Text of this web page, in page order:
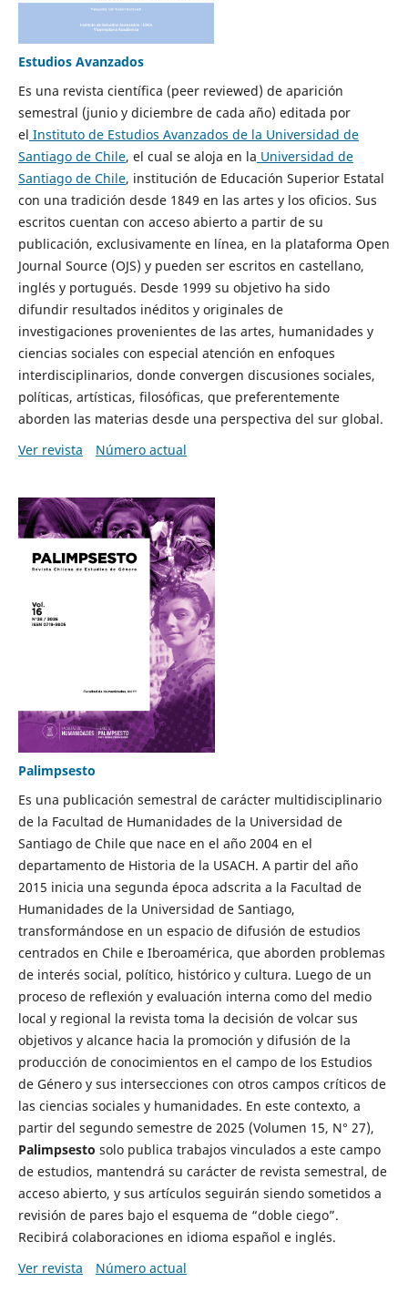
Estudios Avanzados
Es una revista científica (peer reviewed) de aparición
semestral (junio y diciembre de cada año) editada por
el Instituto de Estudios Avanzados de la Universidad de
Santiago de Chile, el cual se aloja en la Universidad de
Santiago de Chile, institución de Educación Superior Estatal
con una tradición desde 1849 en las artes y los oficios. Sus
escritos cuentan con acceso abierto a partir de su
publicación, exclusivamente en línea, en la plataforma Open
Journal Source (OJS) y pueden ser escritos en castellano,
inglés y portugués. Desde 1999 su objetivo ha sido
difundir resultados inéditos y originales de
investigaciones provenientes de las artes, humanidades y
ciencias sociales con especial atención en enfoques
interdisciplinarios, donde convergen discusiones sociales,
políticas, artísticas, filosóficas, que preferentemente
aborden las materias desde una perspectiva del sur global.
Ver revista
Número actual
Palimpsesto
Es una publicación semestral de carácter multidisciplinario
de la Facultad de Humanidades de la Universidad de
Santiago de Chile que nace en el año 2004 en el
departamento de Historia de la USACH. A partir del año
2015 inicia una segunda época adscrita a la Facultad de
Humanidades de la Universidad de Santiago,
transformándose en un espacio de difusión de estudios
centrados en Chile e Iberoamérica, que aborden problemas
de interés social, político, histórico y cultura. Luego de un
proceso de reflexión y evaluación interna como del medio
local y regional la revista toma la decisión de volcar sus
objetivos y alcance hacia la promoción y difusión de la
producción de conocimientos en el campo de los Estudios
de Género y sus intersecciones con otros campos críticos de
las ciencias sociales y humanidades. En este contexto, a
partir del segundo semestre de 2025 (Volumen 15, N° 27),
Palimpsesto solo publica trabajos vinculados a este campo
de estudios, mantendrá su carácter de revista semestral, de
acceso abierto, y sus artículos seguirán siendo sometidos a
revisión de pares bajo el esquema de “doble ciego”.
Recibirá colaboraciones en idioma español e inglés.
Ver revista
Número actual